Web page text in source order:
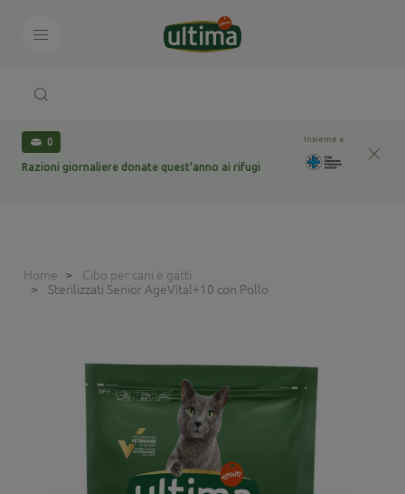
0
Razioni giornaliere donate quest'anno ai rifugi
Insieme a
Home
Cibo per cani e gatti
Sterilizzati Senior AgeVital+10 con Pollo